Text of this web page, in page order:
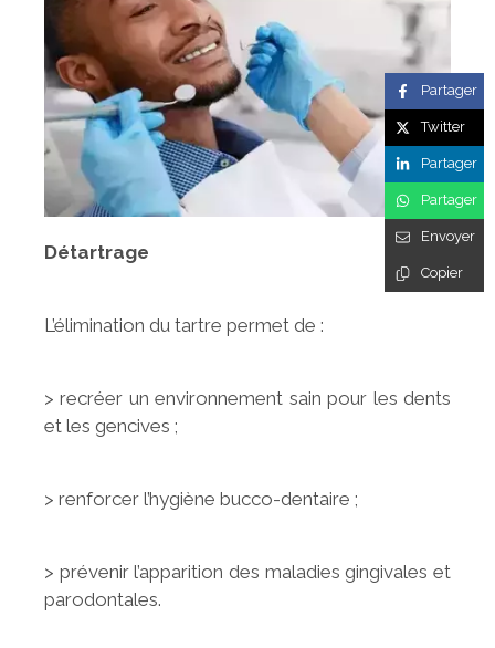
Détartrage
L’élimination du tartre permet de :
> recréer un environnement sain pour les dents
et les gencives ;
> renforcer l’hygiène bucco-dentaire ;
> prévenir l’apparition des maladies gingivales et
parodontales.
Partager
Twitter
Partager
Partager
Envoyer
Copier